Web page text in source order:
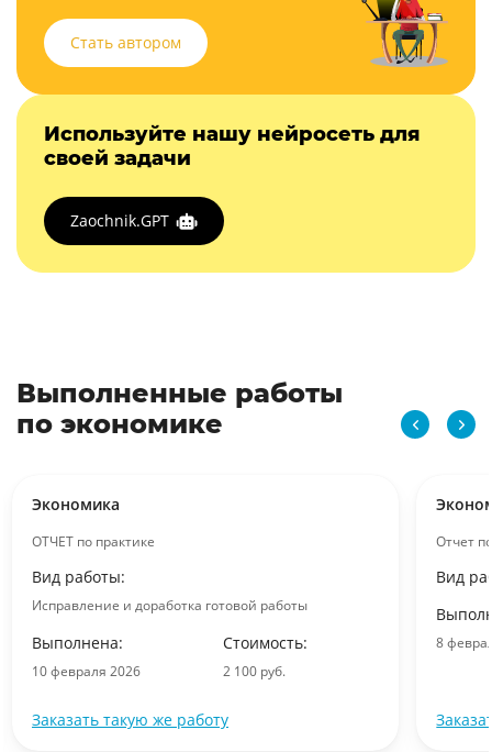
Стать автором
Используйте нашу нейросеть для
своей задачи
Zaochnik.GPT
Выполненные работы
по экономике
Экономика
ОТЧЕТ по практике
Вид работы:
Исправление и доработка готовой работы
Выполнена:
10 февраля 2026
Стоимость:
2 100 руб.
Заказать такую же работу
Отчет
Вид
8